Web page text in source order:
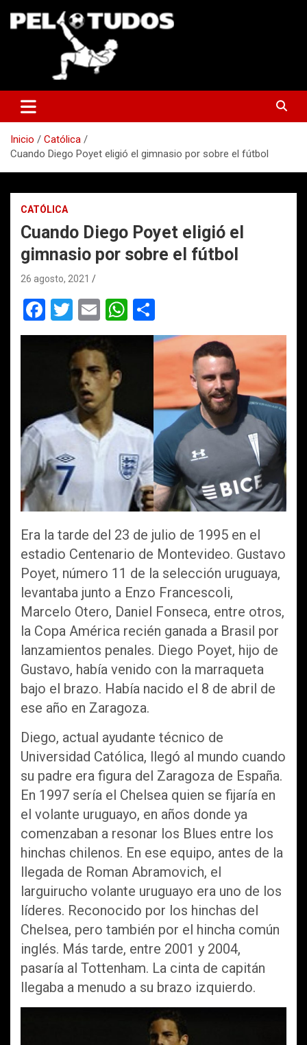
Inicio
Católica
Cuando Diego Poyet eligió el gimnasio por sobre el fútbol
CATÓLICA
Cuando Diego Poyet eligió el
gimnasio por sobre el fútbol
26 agosto, 2021
F
a
o
k
T
wi
tt
er
E
m
ail
W
h
p
p
o
m
p
ar
tir
Era la tarde del 23 de julio de 1995 en el
estadio Centenario de Montevideo. Gustavo
Poyet, número 11 de la selección uruguaya,
levantaba junto a Enzo Francescoli,
Marcelo Otero, Daniel Fonseca, entre otros,
la Copa América recién ganada a Brasil por
lanzamientos penales. Diego Poyet, hijo de
Gustavo, había venido con la marraqueta
bajo el brazo. Había nacido el 8 de abril de
ese año en Zaragoza.
Diego, actual ayudante técnico de
Universidad Católica, llegó al mundo cuando
su padre era figura del Zaragoza de España.
En 1997 sería el Chelsea quien se fijaría en
el volante uruguayo, en años donde ya
comenzaban a resonar los Blues entre los
hinchas chilenos. En ese equipo, antes de la
llegada de Roman Abramovich, el
larguirucho volante uruguayo era uno de los
líderes. Reconocido por los hinchas del
Chelsea, pero también por el hincha común
inglés. Más tarde, entre 2001 y 2004,
pasaría al Tottenham. La cinta de capitán
llegaba a menudo a su brazo izquierdo.